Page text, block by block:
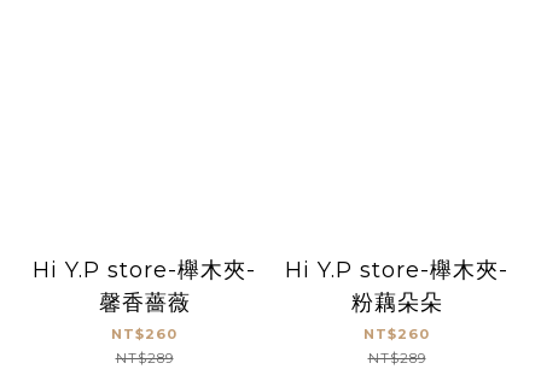
Hi Y.P store-櫸木夾-
馨香薔薇
NT$260
NT$289
Hi Y.P store-櫸木夾-
粉藕朵朵
NT$260
NT$289